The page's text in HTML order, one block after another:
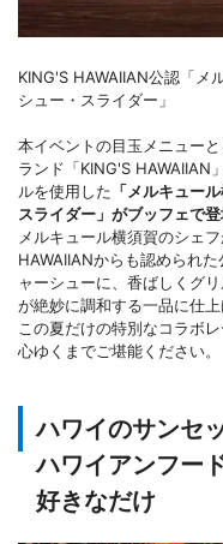
KING'S HAWAIIAN公認「メ
シュー・スライダー」
本イベントの目玉メニュー
ランド「KING'S HAWAIIAN
ルを使用した 「メルキュー
スライダー」がブッフェで
メルキュール横須賀のシェ
HAWAIIANからも認められ
ャーシューに、香ばしくグ
が絶妙に調和する一品に仕上
この夏だけの特別なコラボ
心ゆくまでご堪能ください。
ハワイのサンセ
ハワイアンフー
好きなだけ